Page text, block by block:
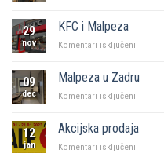
29
nov
KFC i Malpeza
Komentari isključeni
Malpeza
09
dec
Malpeza u Zadru
Komentari isključeni
Zadru
12
jan
Akcijska prodaja
Komentari isključeni